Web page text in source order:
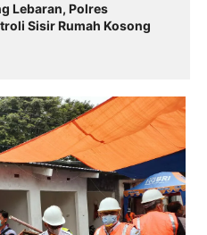
Lebaran, Polres
Sisir Rumah Kosong